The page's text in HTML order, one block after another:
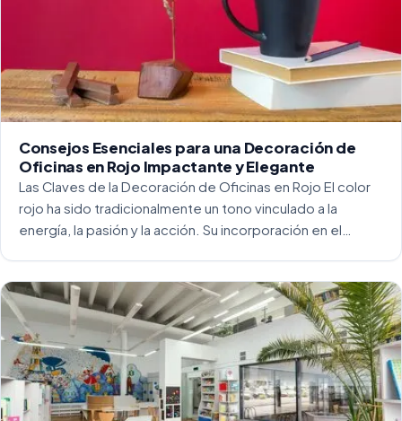
Consejos Esenciales para una Decoración de
Oficinas en Rojo Impactante y Elegante
Las Claves de la Decoración de Oficinas en Rojo El color
rojo ha sido tradicionalmente un tono vinculado a la
energía, la pasión y la acción. Su incorporación en el